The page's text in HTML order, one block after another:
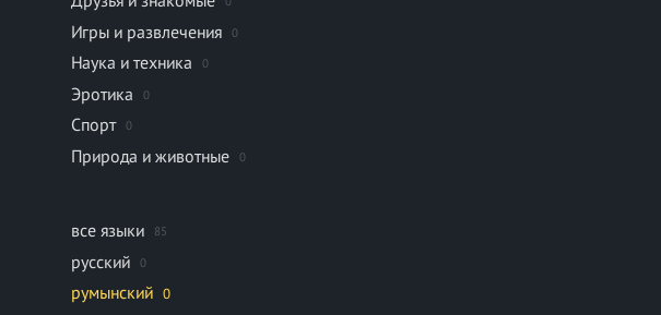
Игры и развлечения 0
Наука и техника 0
Эротика 0
Спорт 0
Природа и животные 0
все языки 85
русский 0
румынский 0